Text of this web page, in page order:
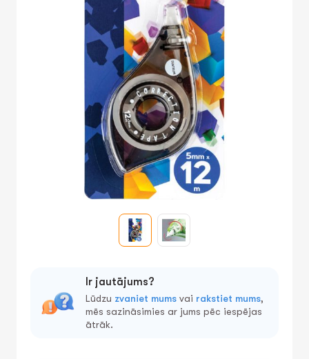
Ir jautājums?
Lūdzu zvaniet mums vai rakstiet mums,
mēs sazināsimies ar jums pēc iespējas
ātrāk.